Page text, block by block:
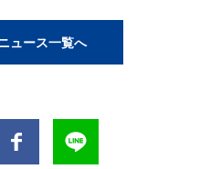
ュース一覧へ